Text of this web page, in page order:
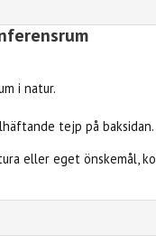
i natur.
tejp på baksidan.
eller eget önskemål,